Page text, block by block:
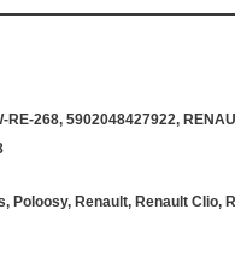
RE-268, 5902048427922,
, Poloosy, Renault, Renault Clio,